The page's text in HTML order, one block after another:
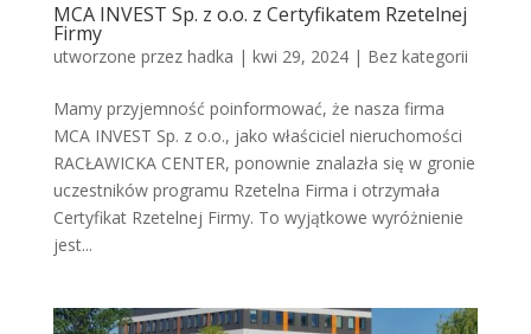
MCA INVEST Sp. z o.o. z Certyfikatem Rzetelnej
Firmy
utworzone przez hadka | kwi 29, 2024| Bez kategorii
Mamy przyjemność poinformować, że nasza firma
MCA INVEST Sp. z o.o., jako właściciel nieruchomości
RACŁAWICKA CENTER, ponownie znalazła się w gronie
uczestników programu Rzetelna Firma i otrzymała
Certyfikat Rzetelnej Firmy. To wyjątkowe wyróżnienie
jest...